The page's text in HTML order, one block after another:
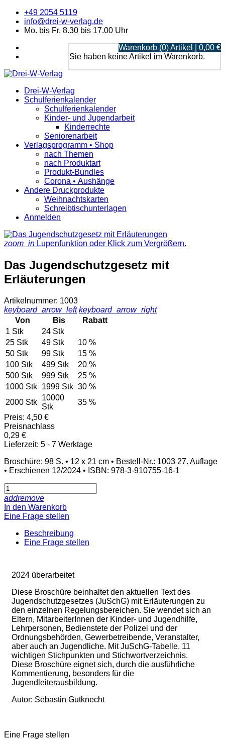
+49 2054 5119
info@drei-w-verlag.de
Mo. bis Fr. 8.30 bis 17.00 Uhr
Warenkorb (0) Artikel | 0,00 €
Sie haben keine Artikel im Warenkorb.
Drei-W-Verlag
Schulferienkalender
Schulferienkalender
Kinder- und Jugendarbeit
Kinderrechte
Seniorenarbeit
Verlagsprogramm • Shop
nach Themen
nach Produktart
Produkt-Bundles
Corona • Aushänge
Andere Druckprodukte
Weihnachtskarten
Schreibtischunterlagen
Anmelden
zoom_in Lupenfunktion oder Klick zum Vergrößern.
Das Jugendschutzgesetz mit
Erläuterungen
Artikelnummer: 1003
keyboard_arrow_left keyboard_arrow_right
Von
Bis
Rabatt
1 Stk
24 Stk
25 Stk
49 Stk
10 %
50 Stk
99 Stk
15 %
100 Stk
499 Stk
20 %
500 Stk
999 Stk
25 %
1000 Stk 1999 Stk 30 %
2000 Stk
10000
Stk
35 %
Preis: 4,50 €
Preisnachlass
0,29 €
Lieferzeit: 5 - 7 Werktage
Broschüre: 98 S. • 12 x 21 cm • Bestell-Nr.: 1003 27. Auflage
• Erschienen 12/2024 • ISBN: 978-3-910755-16-1
addremove
In den Warenkorb
Eine Frage stellen
Beschreibung
Eine Frage stellen
2024 überarbeitet
Diese Broschüre beinhaltet den aktuellen Text des
Jugendschutzgesetzes (JuSchG) mit Erläuterungen zu
den einzelnen Regelungsbereichen. Sie wendet sich an
Eltern, MitarbeiterInnen der Kinder- und Jugendhilfe,
Lehrpersonen, Bedienstete der Polizei und der
Ordnungsbehörden, Gewerbetreibende, Veranstalter,
aber auch an Jugendliche. Mit JuSchG-Tabelle, 11
wichtigen Stichpunkten und Stichwortverzeichnis.
Diese Broschüre eignet sich, durch die ausführliche
Kommentierung, besonders für die
Jugendleiterausbildung.
Autor: Sebastin Gutknecht
Eine Frage stellen